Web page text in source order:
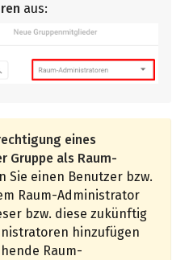
aus:
eines
Gruppe als Raum-
Sie einen Benutzer bzw.
Raum-Administrator
bzw. diese zukünftig
hinzufügen
Raum-